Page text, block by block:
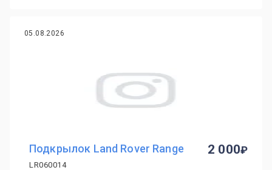
05.08.2026
Подкрылок Land Rover Range
LR060014
2 000